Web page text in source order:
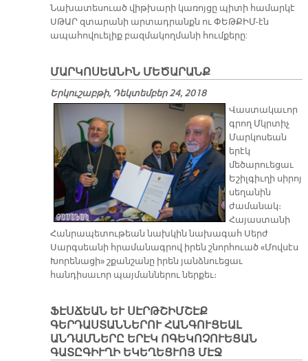
Նախատեսուած վիթխարի կառոյցը պիտի համարկէ
ՍԹԱՐ զտարանի արտադրանքն ու ՓԵԹՔԻՄ-էն
ապահովուելիք բազմակողմանի հումքերը:
ՄԱՐԿՈՍԵԱՆԻՆ ՄԵԾԱՐԱՆՔ
Երկուշաբթի, Դեկտեմբեր 24, 2018
Վաստակաւոր
գրող Մկրտիչ
Մարկոսեան
երէկ
մեծարուեցաւ
Եշիլգիւղի սիրոյ
սեղանին
ժամանակ։
Հայաստանի
Հանրապետութեան նախկին նախագահ Սերժ
Սարգսեանի հրամանագրով իրեն շնորհուած «Մովսէս
Խորենացի» շքանշանը իրեն յանձնուեցաւ
հանդիսաւոր պայմաններու ներքեւ։
ՖԷՍՃԵԱՆ ԵՒ ՍԷՐԹՇԻՄՇԷՔ
ԳԵՐԴԱՍՏԱՆՆԵՐՈՒ ՀԱՆԳՈՒՑԵԱԼ
ԱՆԴԱՄՆԵՐԸ ԵՐԷԿ ՈԳԵԿՈՉՈՒԵՑԱՆ
ԳԱՏԸԳԻՒՂԻ ԵԿԵՂԵՑՒՈՅ ՄԷՋ